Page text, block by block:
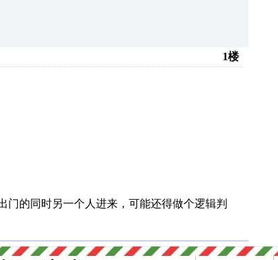
1楼
的同时另一个人进来，可能还得做个逻辑判